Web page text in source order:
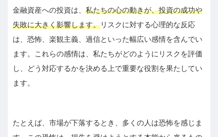
金融資産への投資は、 私たちの心の動きが、投資の成功や
失敗に大きく影響します。リスクに対する心理的な反応
は、恐怖、楽観主義、過信といった幅広い感情を含んでい
ます。これらの感情は、私たちがどのようにリスクを評価
し、どう対応するかを決める上で重要な役割を果たしてい
ます。
たとえば、市場が下落するとき、多くの人は恐怖を感じま